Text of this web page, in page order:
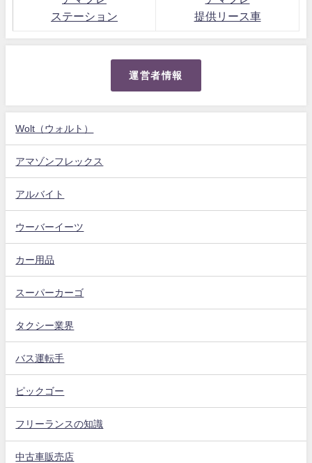
ステーション
提供リース車
運営者情報
Wolt（ウォルト）
アマゾンフレックス
アルバイト
ウーバーイーツ
カー用品
スーパーカーゴ
タクシー業界
バス運転手
ピックゴー
フリーランスの知識
中古車販売店